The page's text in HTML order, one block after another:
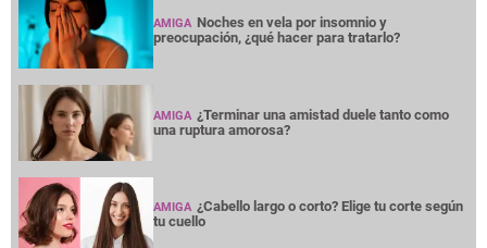
AMIGA Noches en vela por insomnio y
preocupación, ¿qué hacer para tratarlo?
AMIGA ¿Terminar una amistad duele tanto como
una ruptura amorosa?
AMIGA ¿Cabello largo o corto? Elige tu corte según
tu cuello